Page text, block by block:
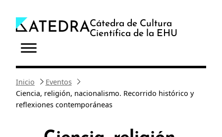
contenido
Cátedra de Cultura
Científica de la EHU
Inicio
Eventos
Ciencia, religión, nacionalismo. Recorrido histórico y
reflexiones contemporáneas